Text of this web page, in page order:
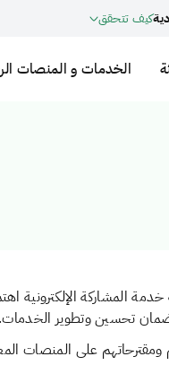
كيف تتحقق
الخدمات و المنصات
المشاركة الإلكترونية
تحسين وتطوير الخدمات.
على المنصات